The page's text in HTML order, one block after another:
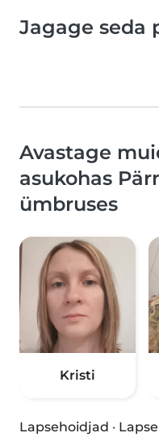
Jagage seda
Avastage
asukohas
ümbruses
Kristi
Lapsehoidjad ·